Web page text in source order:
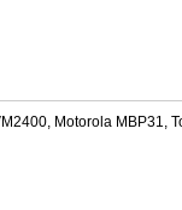
Motorola MBP31,